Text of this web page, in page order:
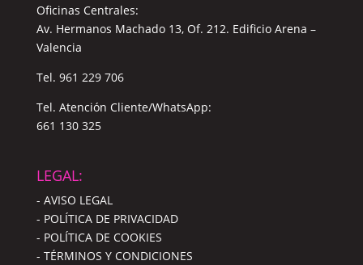
Oficinas Centrales:
Av. Hermanos Machado 13, Of. 212. Edificio Arena –
Valencia
Tel. 961 229 706
Tel. Atención Cliente/WhatsApp:
661 130 325
LEGAL:
- AVISO LEGAL
- POLÍTICA DE PRIVACIDAD
- POLÍTICA DE COOKIES
- TÉRMINOS Y CONDICIONES